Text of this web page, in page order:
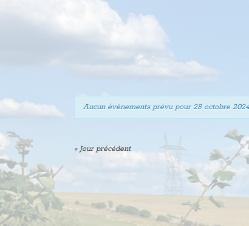
Aucun évènements prévu pour 28 octobre 2024
«Jour précédent